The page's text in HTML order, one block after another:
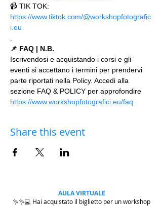
📹 TIK TOK:
https://www.tiktok.com/@workshopfotografic
i.eu
📌 FAQ | N.B.
Iscrivendosi e acquistando i corsi e gli
eventi si accettano i termini per prendervi
parte riportati nella Policy. Accedi alla
sezione FAQ & POLICY per approfondire
https://www.workshopfotografici.eu/faq
Share this event
AULA VIRTUALE
✨✨💻 Hai acquistato il biglietto per un workshop